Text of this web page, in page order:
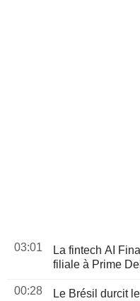
03:01
La fintech AI
filiale à Prime
00:28
Le Brésil durcit